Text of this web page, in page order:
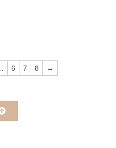
6 7 8 →